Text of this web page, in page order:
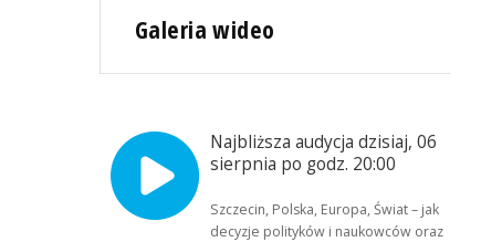
Galeria wideo
Najbliższa audycja dzisiaj, 06
sierpnia po godz. 20:00
Szczecin, Polska, Europa, Świat – jak
decyzje polityków i naukowców oraz